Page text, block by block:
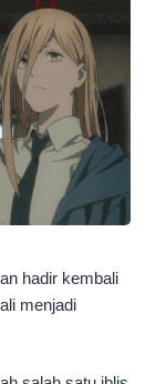
hadir kembali
menjadi